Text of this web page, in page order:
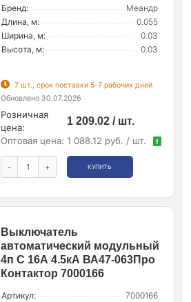
Бренд:
Меандр
Длина, м:
0.055
Ширина, м:
0.03
Высота, м:
0.03
7 шт., срок поставки 5-7 рабочих дней
Обновлено 30.07.2026
Розничная
цена:
1 209.02 / шт.
Оптовая цена: 1 088.12 руб. / шт. !
- + КУПИТЬ
Выключатель
автоматический модульный
4п C 16А 4.5кА ВА47-063Про
Контактор 7000166
Артикул: 7000166